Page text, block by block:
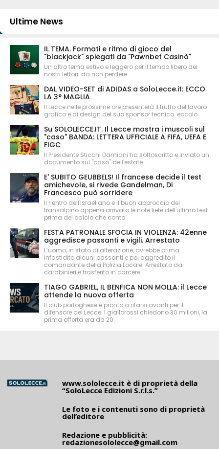
Ultime News
IL TEMA. Formati e ritmo di gioco del
"blackjack" spiegati da "Pawnbet Casinò"
Un altro tema estivo e leggero per il tempo libero dei
nostri lettori: da non perdere
DAL VIDEO-SET di ADIDAS a SoloLecce.it: ECCO
LA 3° MAGLIA
Il Lecce nelle prossime ore presenterà il frutto del lavoro
grafico e di design del suo sponsor tecnico: eccolo
Su SOLOLECCE.IT. Il Lecce mostra i muscoli sul
"caso" BANDA: LETTERA UFFICIALE A FIFA, UEFA E
FIGC
Il Presidente Sticchi Damiani ha sottoscritto e inviato un
documento sul "caso" dell'estate
E' SUBITO GEUBBELS! Il francese decide il test
amichevole, si rivede Gandelman, Di
Francesco può sorridere
Il rientro dell'israeliano e il buon approccio del
transalpino appena arrivato le note liete dell'ultimo test
prima del calcio che conta
FESTA PATRONALE SFOCIA IN VIOLENZA: 42enne
aggredisce passanti e vigili. Arrestato
L’uomo, in stato di alterazione, avrebbe prima
infastidito alcuni passanti e poi aggredito il
comandante della Polizia Locale. Arrestato dai
carabinieri e trasferito in carcere.
TIAGO GABRIEL, IL BENFICA NON MOLLA: il Lecce
attende la nuova offerta
Il club portoghese è pronto a rifarsi avanti per il
difensore del Lecce. I giallorossi chiedono 30 milioni, la
prima offerta era da 20.
www.sololecce.it è di proprietà della
“SoloLecce Edizioni S.r.l.s.”
Le foto e i contenuti sono di proprietà
dell’editore
Redazione e pubblicità:
redazionesololecce@gmail.com